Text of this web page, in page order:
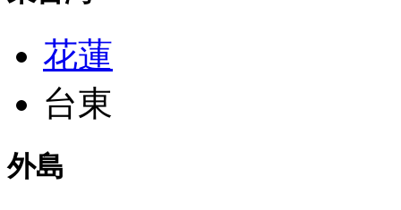
花蓮
台東
外島